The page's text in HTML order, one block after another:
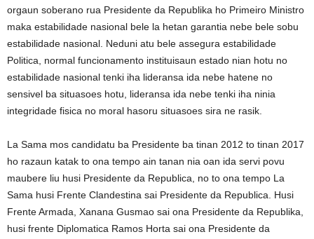
orgaun soberano rua Presidente da Republika ho Primeiro Ministro
maka estabilidade nasional bele la hetan garantia nebe bele sobu
estabilidade nasional. Neduni atu bele assegura estabilidade
Politica, normal funcionamento instituisaun estado nian hotu no
estabilidade nasional tenki iha lideransa ida nebe hatene no
sensivel ba situasoes hotu, lideransa ida nebe tenki iha ninia
integridade fisica no moral hasoru situasoes sira ne rasik.
La Sama mos candidatu ba Presidente ba tinan 2012 to tinan 2017
ho razaun katak to ona tempo ain tanan nia oan ida servi povu
maubere liu husi Presidente da Republica, no to ona tempo La
Sama husi Frente Clandestina sai Presidente da Republica. Husi
Frente Armada, Xanana Gusmao sai ona Presidente da Republika,
husi frente Diplomatica Ramos Horta sai ona Presidente da